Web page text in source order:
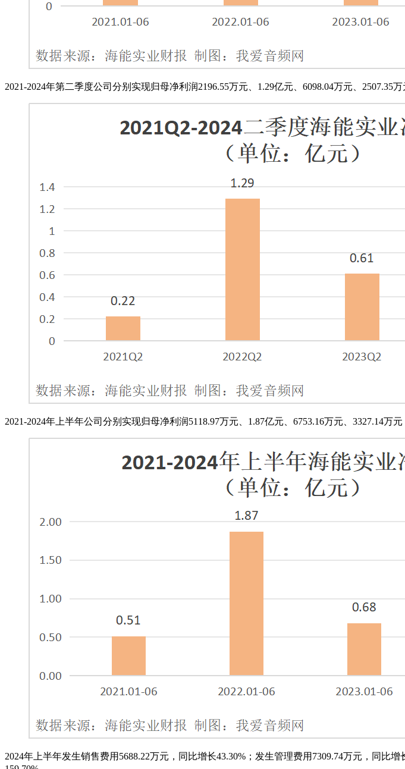
2021-2024年第二季度公司分别实现归母净利润2196.55万元、1.29亿元、6098.04万元、2507.35
2021-2024年上半年公司分别实现归母净利润5118.97万元、1.87亿元、6753.16万元、3327.14万
2024年上半年发生销售费用5688.22万元，同比增长43.30%；发生管理费用7309.74万元，同比